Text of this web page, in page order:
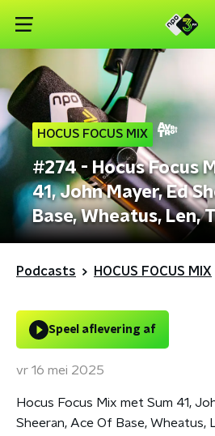
HOCUS FOCUS MIX
#274 - Hocus Focus
41, John Mayer, Ed
Base, Wheatus, Len,
Chainsmokers &
Podcasts HOCUS FOCUS MIX
Speel aflevering af
vr 16 mei 2025
Hocus Focus Mix met Sum 41,
Sheeran, Ace Of Base, Wheatus,